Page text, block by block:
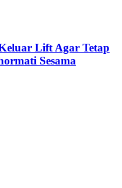
Lift Agar Tetap
Sesama